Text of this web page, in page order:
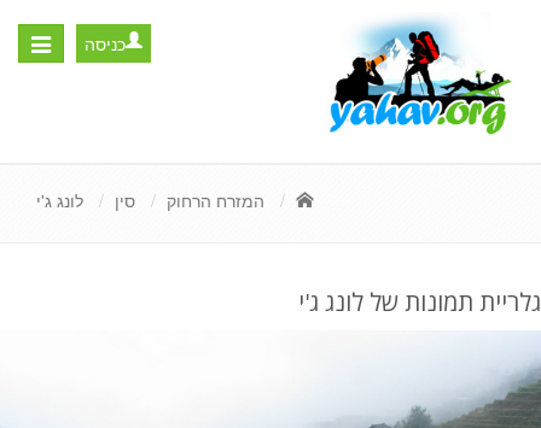
Toggle
כניסה
המזרח הרחוק סין לונג ג'י
גלריית תמונות של לונג ג'י